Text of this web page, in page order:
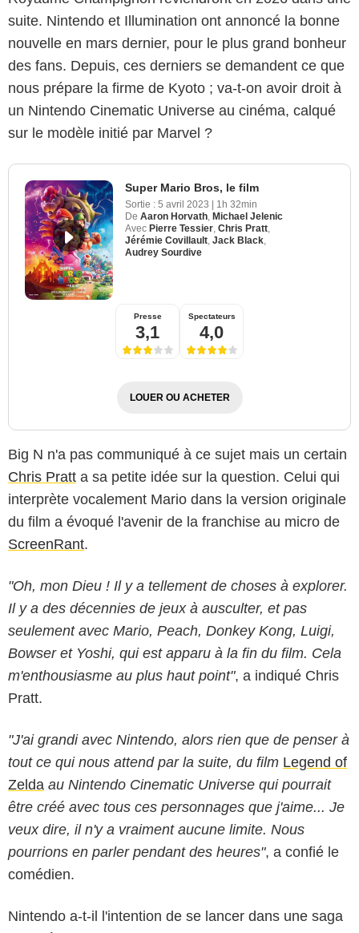
suite. Nintendo et Illumination ont annoncé la bonne
nouvelle en mars dernier, pour le plus grand bonheur
des fans. Depuis, ces derniers se demandent ce que
nous prépare la firme de Kyoto ; va-t-on avoir droit à
un Nintendo Cinematic Universe au cinéma, calqué
sur le modèle initié par Marvel ?
Super Mario Bros, le film
Sortie : 5 avril 2023 | 1h 32min
De Aaron Horvath Michael Jelenic
Avec Pierre Tessier Chris Pratt
Jérémie Covillault Jack Black
Audrey Sourdive
Presse
3,1
Spectateurs
4,0
LOUER OU ACHETER
Big N n'a pas communiqué à ce sujet mais un certain
Chris Pratt a sa petite idée sur la question. Celui qui
interprète vocalement Mario dans la version originale
du film a évoqué l'avenir de la franchise au micro de
ScreenRant.
"Oh, mon Dieu ! Il y a tellement de choses à explorer.
Il y a des décennies de jeux à ausculter, et pas
seulement avec Mario, Peach, Donkey Kong, Luigi,
Bowser et Yoshi, qui est apparu à la fin du film. Cela
m'enthousiasme au plus haut point", a indiqué Chris
Pratt.
"J'ai grandi avec Nintendo, alors rien que de penser à
tout ce qui nous attend par la suite, du film Legend of
Zelda au Nintendo Cinematic Universe qui pourrait
être créé avec tous ces personnages que j'aime... Je
veux dire, il n'y a vraiment aucune limite. Nous
pourrions en parler pendant des heures", a confié le
comédien.
Nintendo a-t-il l'intention de se lancer dans une saga